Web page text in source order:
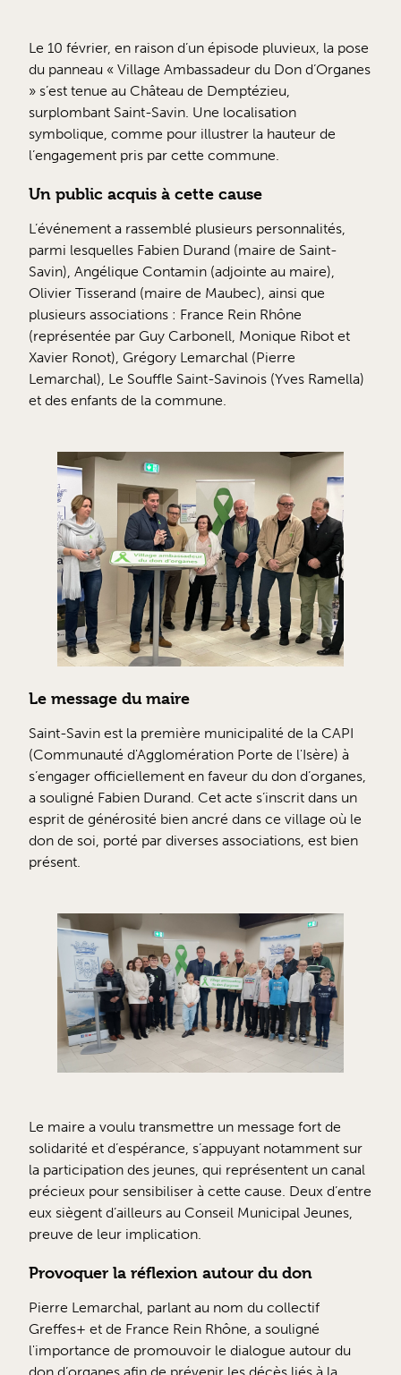
Le 10 février, en raison d’un épisode pluvieux, la pose
du panneau « Village Ambassadeur du Don d’Organes
» s’est tenue au Château de Demptézieu,
surplombant Saint-Savin. Une localisation
symbolique, comme pour illustrer la hauteur de
l’engagement pris par cette commune.
Un public acquis à cette cause
L’événement a rassemblé plusieurs personnalités,
parmi lesquelles Fabien Durand (maire de Saint-
Savin), Angélique Contamin (adjointe au maire),
Olivier Tisserand (maire de Maubec), ainsi que
plusieurs associations : France Rein Rhône
(représentée par Guy Carbonell, Monique Ribot et
Xavier Ronot), Grégory Lemarchal (Pierre
Lemarchal), Le Souffle Saint-Savinois (Yves Ramella)
et des enfants de la commune.
Le message du maire
Saint-Savin est la première municipalité de la CAPI
(Communauté d'Agglomération Porte de l'Isère) à
s’engager officiellement en faveur du don d’organes,
a souligné Fabien Durand. Cet acte s’inscrit dans un
esprit de générosité bien ancré dans ce village où le
don de soi, porté par diverses associations, est bien
présent.
Le maire a voulu transmettre un message fort de
solidarité et d’espérance, s’appuyant notamment sur
la participation des jeunes, qui représentent un canal
précieux pour sensibiliser à cette cause. Deux d’entre
eux siègent d’ailleurs au Conseil Municipal Jeunes,
preuve de leur implication.
Provoquer la réflexion autour du don
Pierre Lemarchal, parlant au nom du collectif
Greffes+ et de France Rein Rhône, a souligné
l'importance de promouvoir le dialogue autour du